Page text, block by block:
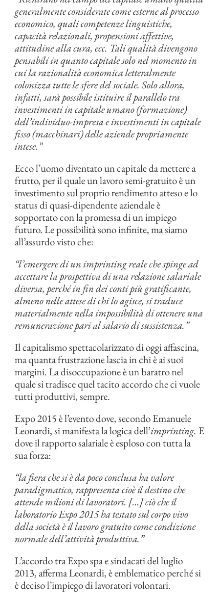
generalmente considerate come esterne al processo
economico, quali competenze linguistiche,
capacità relazionali, propensioni affettive,
attitudine alla cura, ecc. Tali qualità divengono
pensabili in quanto capitale solo nel momento in
cui la razionalità economica letteralmente
colonizza tutte le sfere del sociale. Solo allora,
infatti, sarà possibile istituire il parallelo tra
investimenti in capitale umano (formazione)
dell’individuo-impresa e investimenti in capitale
fisso (macchinari) delle aziende propriamente
intese.”
Ecco l’uomo diventato un capitale da mettere a
frutto, per il quale un lavoro semi-gratuito è un
investimento sul proprio rendimento atteso e lo
status di quasi-dipendente aziendale è
sopportato con la promessa di un impiego
futuro. Le possibilità sono infinite, ma siamo
all’assurdo visto che:
“l’emergere di un imprinting reale che spinge ad
accettare la prospettiva di una relazione salariale
diversa, perché in fin dei conti più gratificante,
almeno nelle attese di chi lo agisce, si traduce
materialmente nella impossibilità di ottenere una
remunerazione pari al salario di sussistenza.”
Il capitalismo spettacolarizzato di oggi affascina,
ma quanta frustrazione lascia in chi è ai suoi
margini. La disoccupazione è un baratro nel
quale si tradisce quel tacito accordo che ci vuole
tutti produttivi, sempre.
Expo 2015 è l’evento dove, secondo Emanuele
Leonardi, si manifesta la logica dell’imprinting. E
dove il rapporto salariale è esploso con tutta la
sua forza:
“la fiera che si è da poco conclusa ha valore
paradigmatico, rappresenta cioè il destino che
attende milioni di lavoratori. […] ciò che il
laboratorio Expo 2015 ha testato sul corpo vivo
della società è il lavoro gratuito come condizione
normale dell’attività produttiva.”
L’accordo tra Expo spa e sindacati del luglio
2013, afferma Leonardi, è emblematico perché si
è deciso l’impiego di lavoratori volontari.